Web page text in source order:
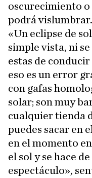
oscurecimiento o
podrá vislumbrar.
«Un eclipse de
simple vista, ni
estas de
eso es un error
con gafas
solar; son muy
cualquier tienda
puedes sacar en
en el momento
el sol y se hace
espectáculo»,